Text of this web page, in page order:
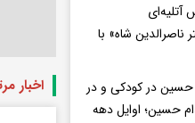
اخبار
آتلیه‌ای
ناصرالدین شاه» با
حسین در کودکی و در
حسین؛ اوایل دهه